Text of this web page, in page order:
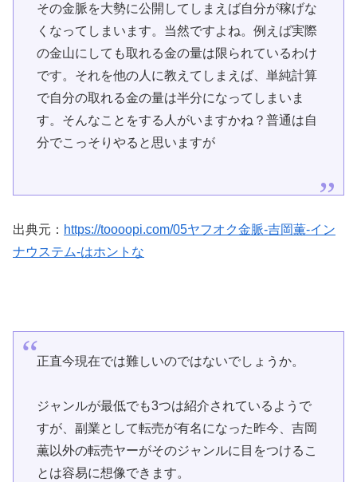
その金脈を大勢に公開してしまえば自分が稼げな
くなってしまいます。当然ですよね。例えば実際
の金山にしても取れる金の量は限られているわけ
です。それを他の人に教えてしまえば、単純計算
で自分の取れる金の量は半分になってしまいま
す。そんなことをする人がいますかね？普通は自
分でこっそりやると思いますが
出典元： https://toooopi.com/05ヤフオク金脈-吉岡薫-イン
ナウステム-はホントな
正直今現在では難しいのではないでしょうか。
ジャンルが最低でも3つは紹介されているようで
すが、副業として転売が有名になった昨今、吉岡
薫以外の転売ヤーがそのジャンルに目をつけるこ
とは容易に想像できます。